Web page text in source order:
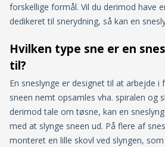
forskellige formål. Vil du derimod have
dedikeret til snerydning, så kan en
Hvilken type sne er en
til?
En sneslynge er designet til at arbejde
sneen nemt opsamles vha. spiralen og
derimod tale om tøsne, kan en
med at slynge sneen ud. På flere af
monteret en lille skovl ved slyngen,